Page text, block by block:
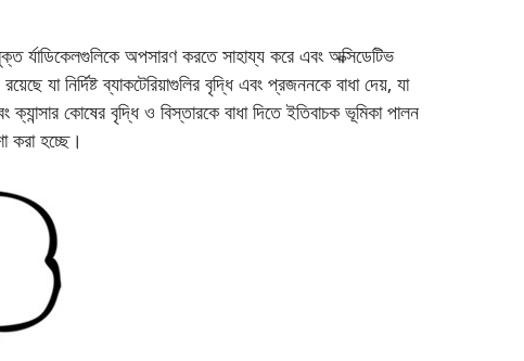
র্যাডিকেলগুলিকে অপসারণ করতে সাহায্য করে এবং অক্সিডেটিভ
যা নির্দিষ্ট ব্যাকটেরিয়াগুলির বৃদ্ধি এবং প্রজননকে বাধা দেয়, যা
ক্যান্সার কোষের বৃদ্ধি ও বিস্তারকে বাধা দিতে ইতিবাচক ভূমিকা পালন
করা হচ্ছে।